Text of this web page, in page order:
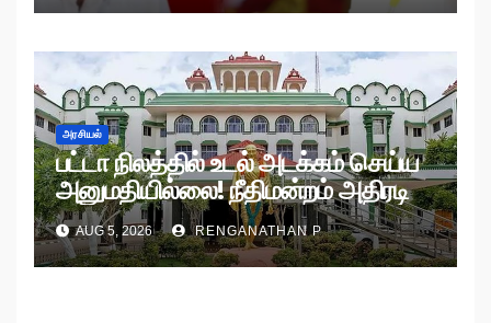
அரசியல்
பட்டா நிலத்தில் உடல் அடக்கம் செய்ய
அனுமதியில்லை! நீதிமன்றம் அதிரடி
உத்தரவு!
AUG 5, 2026 RENGANATHAN P